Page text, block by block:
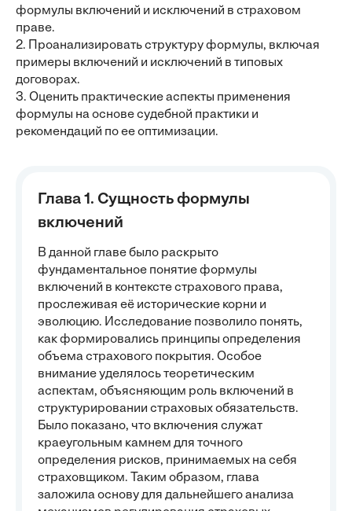
формулы включений и исключений в страховом
праве.
2. Проанализировать структуру формулы, включая
примеры включений и исключений в типовых
договорах.
3. Оценить практические аспекты применения
формулы на основе судебной практики и
рекомендаций по ее оптимизации.
Глава 1. Сущность формулы
включений
В данной главе было раскрыто
фундаментальное понятие формулы
включений в контексте страхового права,
прослеживая её исторические корни и
эволюцию. Исследование позволило понять,
как формировались принципы определения
объема страхового покрытия. Особое
внимание уделялось теоретическим
аспектам, объясняющим роль включений в
структурировании страховых обязательств.
Было показано, что включения служат
краеугольным камнем для точного
определения рисков, принимаемых на себя
страховщиком. Таким образом, глава
заложила основу для дальнейшего анализа